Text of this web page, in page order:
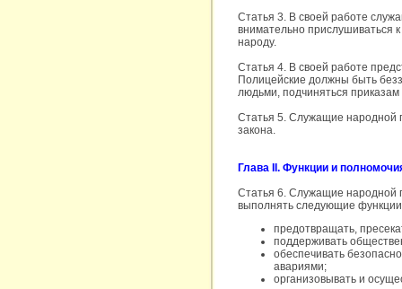
Статья 3. В своей работе
внимательно прислушиваться
народу.
Статья 4. В своей работе
Полицейские должны быть
людьми, подчиняться
Статья 5. Служащие народной
закона.
Глава II. Функции и
Статья 6. Служащие народной
выполнять следующие
предотвращать,
поддерживать
обеспечивать
авариями;
организовывать и